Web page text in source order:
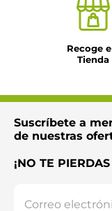
Recoge
Tienda
Suscríbete a
de nuestras
¡NO TE